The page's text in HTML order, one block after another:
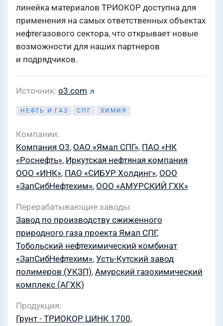
линейка материалов ТРИОКОР доступна для
применения на самых ответственных объектах
нефтегазового сектора, что открывает новые
возможности для наших партнеров
и подрядчиков.
Источник o3.com
НЕФТЬ И ГАЗ СПГ ХИМИЯ
Компании
Компания О3, ОАО «Ямал СПГ», ПАО «НК
«Роснефть», Иркутская нефтяная компания
ООО «ИНК», ПАО «СИБУР Холдинг», ООО
«ЗапСибНефтехим», ООО «АМУРСКИЙ ГХК»
Перерабатывающие заводы
Завод по производству сжиженного
природного газа проекта Ямал СПГ,
Тобольский нефтехимический комбинат
«ЗапСибНефтехим», Усть-Кутский завод
полимеров (УКЗП), Амурский газохимический
комплекс (АГХК)
Продукция
Грунт - ТРИОКОР ЦИНК 1700,